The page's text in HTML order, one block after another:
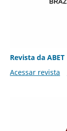
Revista da ABET
Acessar revista